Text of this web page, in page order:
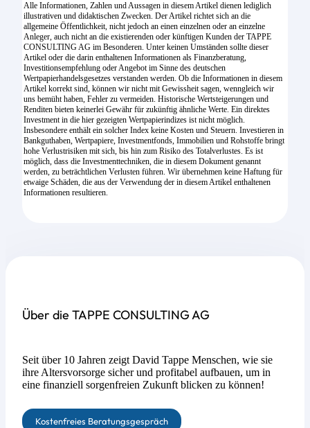
Alle Informationen, Zahlen und Aussagen in diesem Artikel dienen lediglich
illustrativen und didaktischen Zwecken. Der Artikel richtet sich an die
allgemeine Öffentlichkeit, nicht jedoch an einen einzelnen oder an einzelne
Anleger, auch nicht an die existierenden oder künftigen Kunden der TAPPE
CONSULTING AG im Besonderen. Unter keinen Umständen sollte dieser
Artikel oder die darin enthaltenen Informationen als Finanzberatung,
Investitionsempfehlung oder Angebot im Sinne des deutschen
Wertpapierhandelsgesetzes verstanden werden. Ob die Informationen in diesem
Artikel korrekt sind, können wir nicht mit Gewissheit sagen, wenngleich wir
uns bemüht haben, Fehler zu vermeiden. Historische Wertsteigerungen und
Renditen bieten keinerlei Gewähr für zukünftig ähnliche Werte. Ein direktes
Investment in die hier gezeigten Wertpapierindizes ist nicht möglich.
Insbesondere enthält ein solcher Index keine Kosten und Steuern. Investieren in
Bankguthaben, Wertpapiere, Investmentfonds, Immobilien und Rohstoffe bringt
hohe Verlustrisiken mit sich, bis hin zum Risiko des Totalverlustes. Es ist
möglich, dass die Investmenttechniken, die in diesem Dokument genannt
werden, zu beträchtlichen Verlusten führen. Wir übernehmen keine Haftung für
etwaige Schäden, die aus der Verwendung der in diesem Artikel enthaltenen
Informationen resultieren.
Über die TAPPE CONSULTING AG
Seit über 10 Jahren zeigt David Tappe Menschen, wie sie
ihre Altersvorsorge sicher und profitabel aufbauen, um in
eine finanziell sorgenfreien Zukunft blicken zu können!
Kostenfreies Beratungsgespräch